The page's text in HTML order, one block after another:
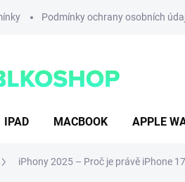
Podmínky ochrany osobních
IPAD MACBOOK APPLE
iPhony 2025 – Proč je právě iPhone